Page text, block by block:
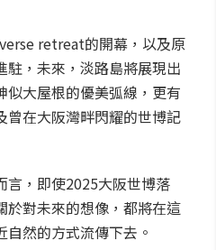
retreat的開幕，以及原
駐，未來，淡路島將展現出
大屋根的優美弧線，更有
曾在大阪灣畔閃耀的世博記
言，即使2025大阪世博落
於對未來的想像，都將在這
然的方式流傳下去。